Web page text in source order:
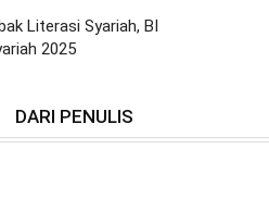
Literasi Syariah, BI
2025
DARI PENULIS